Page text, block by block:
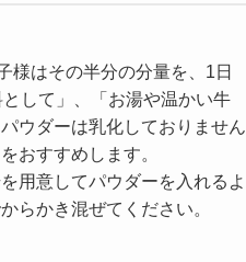
様はその半分の分量を、1日
して」、「お湯や温かい牛
ウダーは乳化しておりません
おすすめします。
用意してパウダーを入れるよ
らかき混ぜてください。